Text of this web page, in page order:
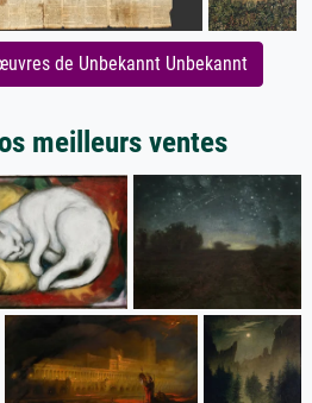
de Unbekannt Unbekannt
meilleurs ventes